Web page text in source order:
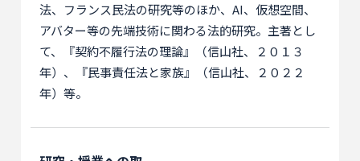
法、フランス民法の研究等のほか、AI、仮想空間、
アバター等の先端技術に関わる法的研究。主著とし
て、『契約不履行法の理論』（信山社、２０１３
年）、『民事責任法と家族』（信山社、２０２２
年）等。